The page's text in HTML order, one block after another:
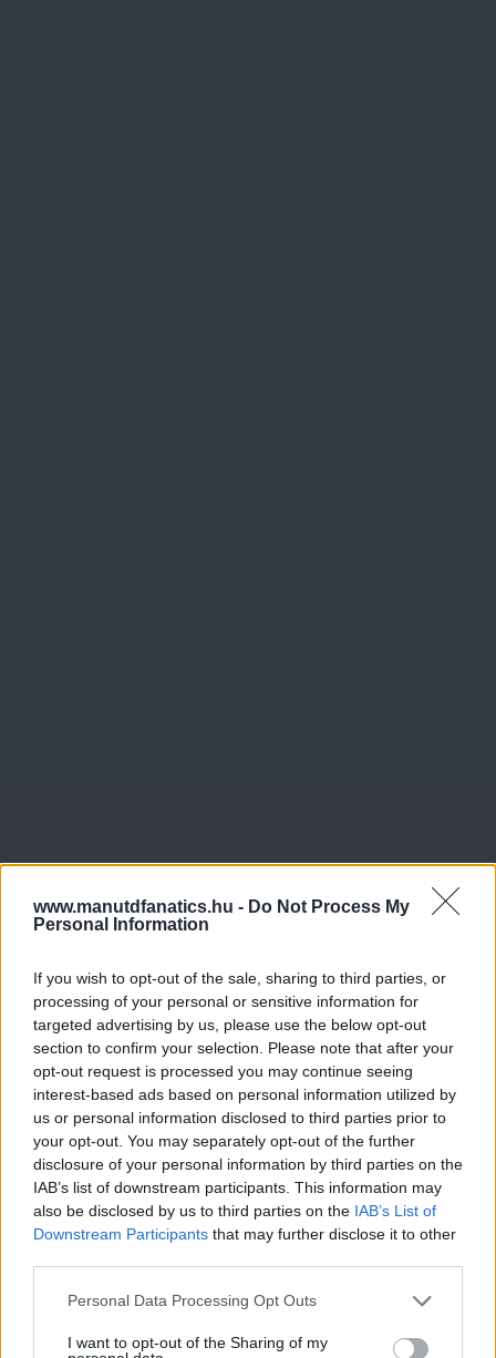
www.manutdfanatics.hu - Do Not Process My
Personal Information
If you wish to opt-out of the sale, sharing to third parties, or
processing of your personal or sensitive information for
targeted advertising by us, please use the below opt-out
section to confirm your selection. Please note that after your
opt-out request is processed you may continue seeing
interest-based ads based on personal information utilized by
us or personal information disclosed to third parties prior to
your opt-out. You may separately opt-out of the further
disclosure of your personal information by third parties on the
IAB’s list of downstream participants. This information may
also be disclosed by us to third parties on the IAB’s List of
Downstream Participants that may further disclose it to other
Please note that this website/app uses one or more Google
not limited to your visit or usage behaviour. You may click to
Personal Data Processing Opt Outs
I want to opt-out of the Sharing of my
Meccs Center
Leeds UnitedvsManchester
United
Felkészülési szezon 5. mérkőzés
Croke Park, Dublin
2026-08-12 20:30
2 nap 15 óra 37 perc 49 másodperc
AC MilanvsManchester United2026-08-15 18:00
ELŐZŐ MÉRKŐZÉSEK
Támogatás